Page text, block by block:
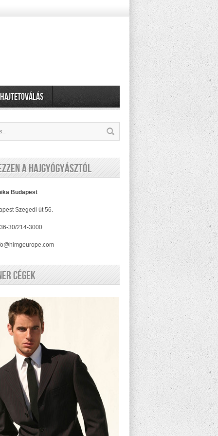
Hajtetoválás
a Hajgyógyásztól
Budapest
Szegedi út 56.
30/214-3000
cégek